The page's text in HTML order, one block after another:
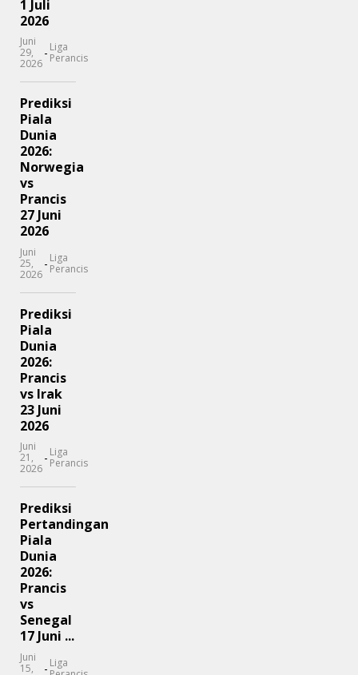
1 Juli
2026
Juni
29,
2026
- Liga
Perancis
Prediksi
Piala
Dunia
2026:
Norwegia
vs
Prancis
27 Juni
2026
Juni
25,
2026
- Liga
Perancis
Prediksi
Piala
Dunia
2026:
Prancis
vs Irak
23 Juni
2026
Juni
21,
2026
- Liga
Perancis
Prediksi
Pertandingan
Piala
Dunia
2026:
Prancis
vs
Senegal
17 Juni ...
Juni
15,
- Liga